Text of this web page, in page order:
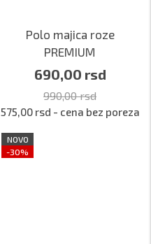
Polo majica roze
PREMIUM
690,00 rsd
990,00 rsd
575,00 rsd - cena bez poreza
NOVO
-30%